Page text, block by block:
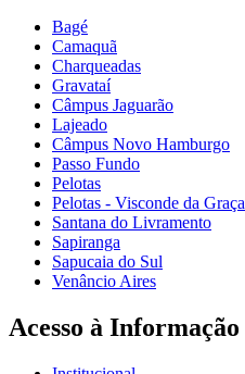
Bagé
Camaquã
Charqueadas
Gravataí
Câmpus Jaguarão
Lajeado
Câmpus Novo Hamburgo
Passo Fundo
Pelotas
Pelotas - Visconde da Graça
Santana do Livramento
Sapiranga
Sapucaia do Sul
Venâncio Aires
Acesso à Informação